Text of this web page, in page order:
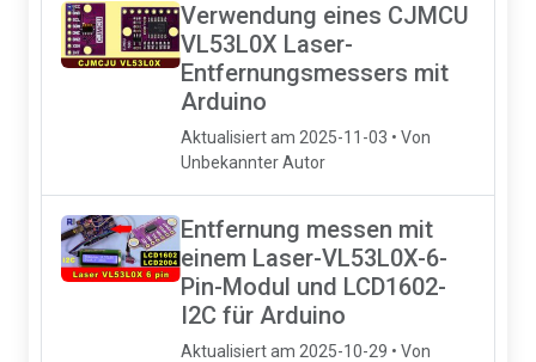
Verwendung eines CJMCU
VL53L0X Laser-
Entfernungsmessers mit
Arduino
Aktualisiert am 2025-11-03 • Von
Unbekannter Autor
Entfernung messen mit
einem Laser-VL53L0X-6-
Pin-Modul und LCD1602-
I2C für Arduino
Aktualisiert am 2025-10-29 • Von